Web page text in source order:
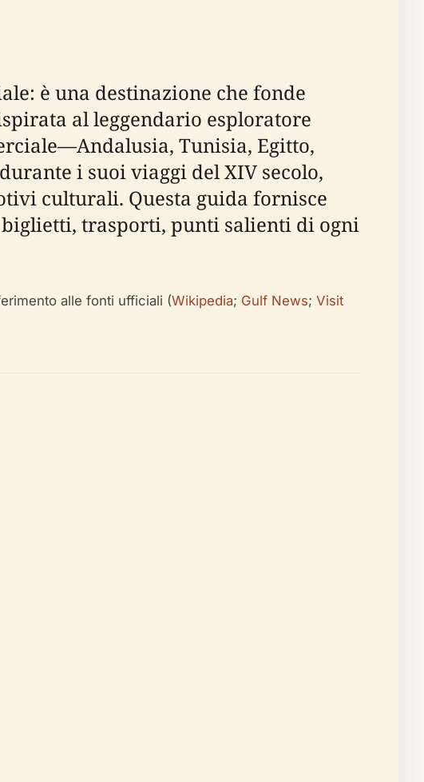
è una destinazione che fonde
al leggendario esploratore
Tunisia, Egitto,
i suoi viaggi del XIV secolo,
culturali. Questa guida fornisce
trasporti, punti salienti di ogni
alle fonti ufficiali (Wikipedia; Gulf News; Visit